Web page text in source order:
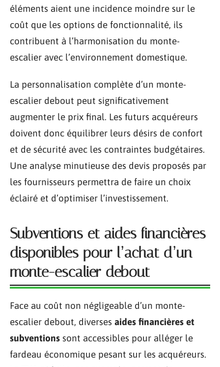
éléments aient une incidence moindre sur le
coût que les options de fonctionnalité, ils
contribuent à l’harmonisation du monte-
escalier avec l’environnement domestique.
La personnalisation complète d’un monte-
escalier debout peut significativement
augmenter le prix final. Les futurs acquéreurs
doivent donc équilibrer leurs désirs de confort
et de sécurité avec les contraintes budgétaires.
Une analyse minutieuse des devis proposés par
les fournisseurs permettra de faire un choix
éclairé et d’optimiser l’investissement.
Subventions et aides financières
disponibles pour l’achat d’un
monte-escalier debout
Face au coût non négligeable d’un monte-
escalier debout, diverses aides financières et
subventions sont accessibles pour alléger le
fardeau économique pesant sur les acquéreurs.